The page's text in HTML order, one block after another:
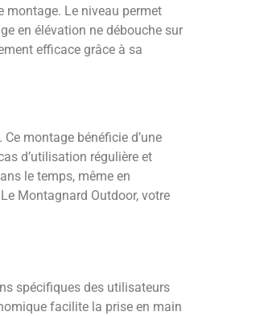
montage. Le niveau permet
en élévation ne débouche sur
efficace grâce à sa
montage bénéficie d’une
d’utilisation régulière et
le temps, même en
Montagnard Outdoor, votre
spécifiques des utilisateurs
facilite la prise en main